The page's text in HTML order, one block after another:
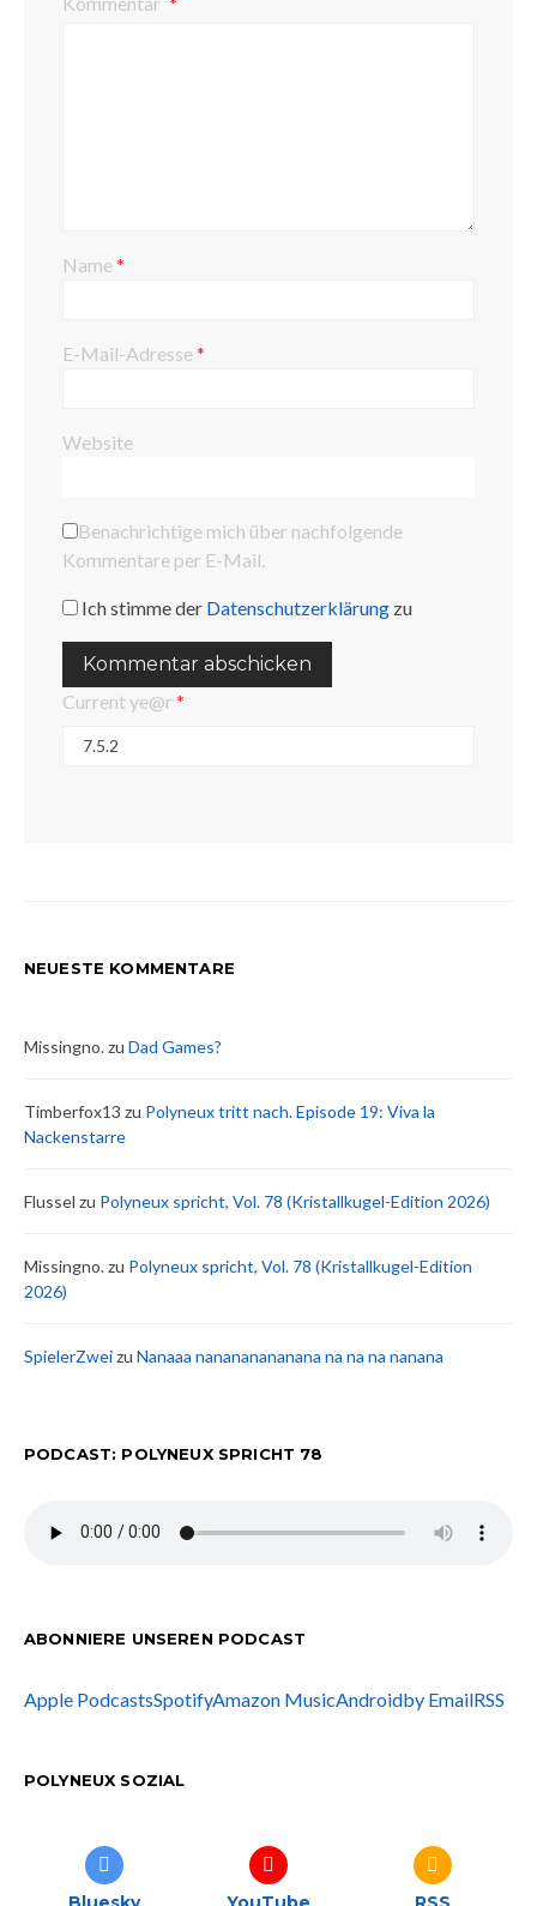
Name*
E-Mail-Adresse*
Website
Benachrichtige mich über nachfolgende
Kommentare per E-Mail.
Ich stimme der Datenschutzerklärung zu
Current ye@r *
NEUESTE KOMMENTARE
Missingno.zu Dad Games?
Timberfox13 zu Polyneux tritt nach. Episode 19: Viva la
Nackenstarre
Flussel zu Polyneux spricht, Vol. 78 (Kristallkugel-Edition 2026)
Missingno.zu Polyneux spricht, Vol. 78 (Kristallkugel-Edition
2026)
SpielerZweizu Nanaaa nanananananana na na na nanana
PODCAST: POLYNEUX SPRICHT 78
ABONNIERE UNSEREN PODCAST
Apple PodcastsSpotifyAmazon MusicAndroidby EmailRSS
POLYNEUX SOZIAL